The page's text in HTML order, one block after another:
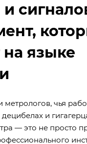
и
на языке
чья
и
— это не просто